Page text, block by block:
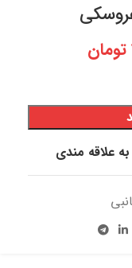
تومان
علاقه مندی